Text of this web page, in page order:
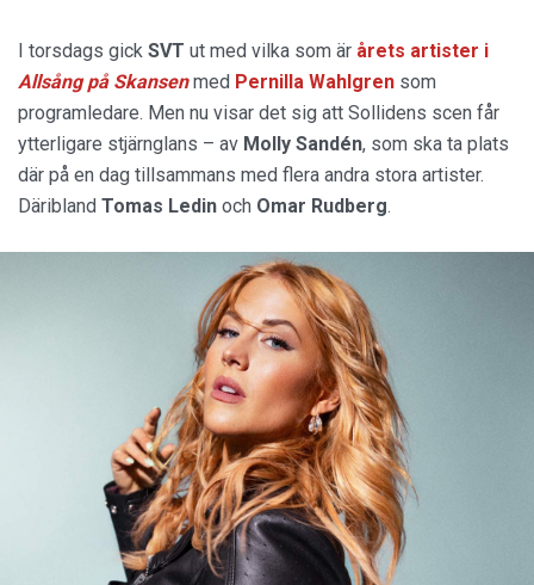
I torsdags gick SVT ut med vilka som är årets artister i
Allsång på Skansenmed Pernilla Wahlgren som
programledare. Men nu visar det sig att Sollidens scen får
ytterligare stjärnglans – av Molly Sandén, som ska ta plats
där på en dag tillsammans med flera andra stora artister.
Däribland Tomas Ledin och Omar Rudberg.